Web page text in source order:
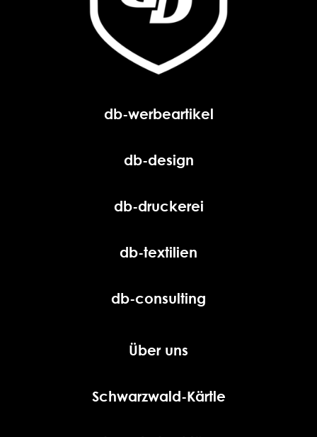
db-werbeartikel
db-design
db-druckerei
db-textilien
db-consulting
Über uns
Schwarzwald-Kärtle